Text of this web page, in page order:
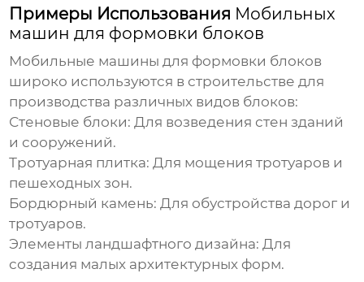
Примеры Использования Мобильных
машин для формовки блоков
Мобильные машины для формовки блоков
широко используются в строительстве для
производства различных видов блоков:
Стеновые блоки: Для возведения стен зданий
и сооружений.
Тротуарная плитка: Для мощения тротуаров и
пешеходных зон.
Бордюрный камень: Для обустройства дорог и
тротуаров.
Элементы ландшафтного дизайна: Для
создания малых архитектурных форм.